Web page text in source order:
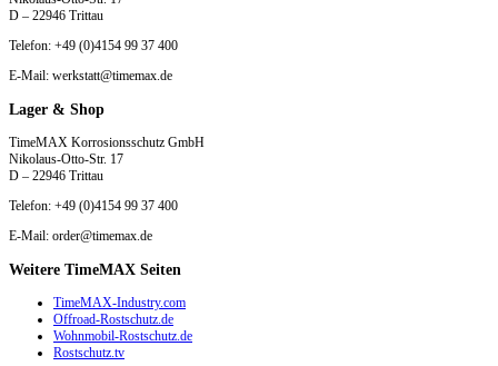
D – 22946 Trittau
Telefon: +49 (0)4154 99 37 400
E-Mail: werkstatt@timemax.de
Lager & Shop
TimeMAX Korrosionsschutz GmbH
Nikolaus-Otto-Str. 17
D – 22946 Trittau
Telefon: +49 (0)4154 99 37 400
E-Mail: order@timemax.de
Weitere TimeMAX Seiten
TimeMAX-Industry.com
Offroad-Rostschutz.de
Wohnmobil-Rostschutz.de
Rostschutz.tv